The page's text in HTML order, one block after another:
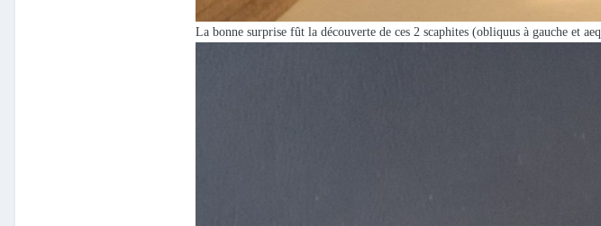
La bonne surprise fût la découverte de ces 2 scaphites (obliquus à gauche et